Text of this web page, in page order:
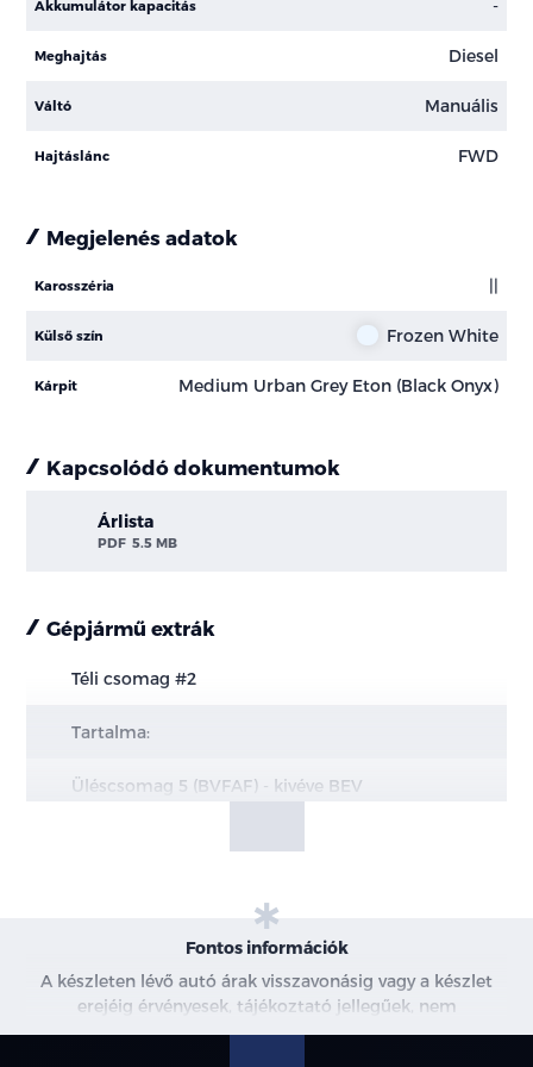
Akkumulátor kapacitás -
Meghajtás Diesel
Váltó Manuális
Hajtáslánc FWD
Megjelenés adatok
Karosszéria ||
Külső szín Frozen White
Kárpit Medium Urban Grey Eton (Black Onyx)
Kapcsolódó dokumentumok
Árlista
PDF 5.5 MB
Gépjármű extrák
Téli csomag #2
Tartalma:
Üléscsomag 5 (BVFAF) - kivéve BEV
6-irányban állítható vezetőülés
4-irányban állítható utasülés
Fontos információk
A készleten lévő autó árak visszavonásig vagy a készlet
erejéig érvényesek, tájékoztató jellegűek, nem
minősülnek ajánlattételnek, a képek csak illusztrációk. A